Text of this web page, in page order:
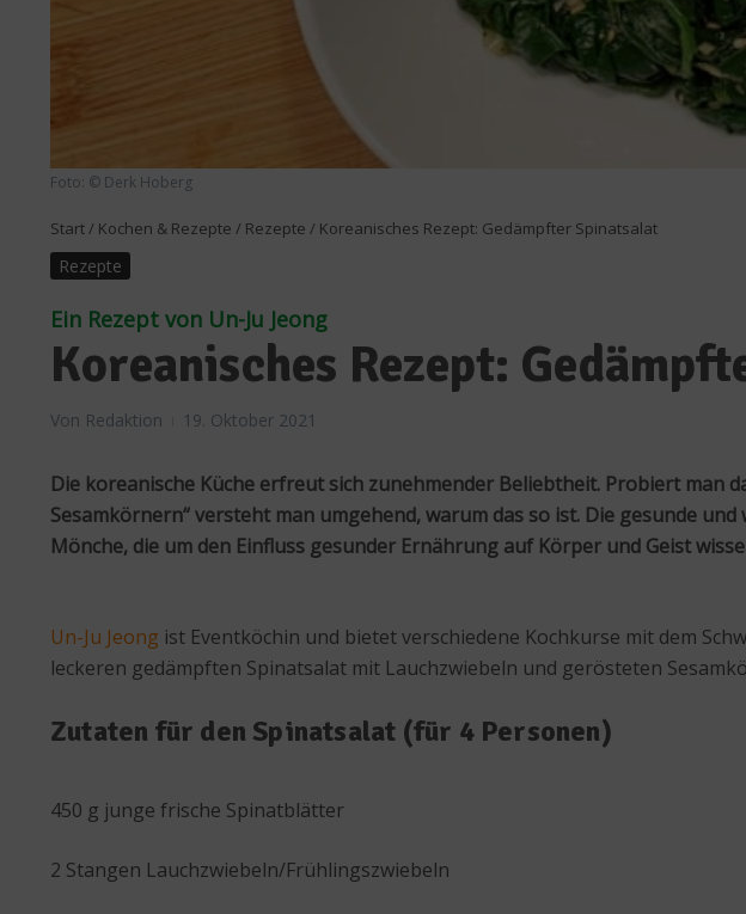
Foto: © Derk Hoberg
Start/ Kochen & Rezepte / Rezepte / Koreanisches Rezept: Gedämpfter Spinatsalat
Rezepte
Ein Rezept von Un-Ju Jeong
Koreanisches Rezept:
Von Redaktion 19. Oktober 2021
Die koreanische Küche erfreut sich zunehmender Beliebtheit. Probiert man
Sesamkörnern“ versteht man umgehend, warum das so ist. Die gesunde
Mönche, die um den Einfluss gesunder Ernährung auf Körper und Geist
Un-Ju Jeong ist Eventköchin und bietet verschiedene Kochkurse mit dem
leckeren gedämpften Spinatsalat mit Lauchzwiebeln und gerösteten
Zutaten für den Spinatsalat (für 4 Personen)
450 g junge frische Spinatblätter
2 Stangen Lauchzwiebeln/Frühlingszwiebeln